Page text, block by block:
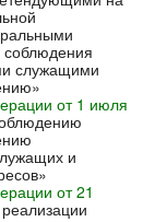
служащими
от 1 июля
и
от 21